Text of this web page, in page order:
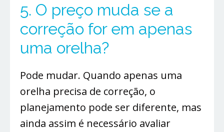
5. O preço muda se a
correção for em apenas
uma orelha?
Pode mudar. Quando apenas uma
orelha precisa de correção, o
planejamento pode ser diferente, mas
ainda assim é necessário avaliar